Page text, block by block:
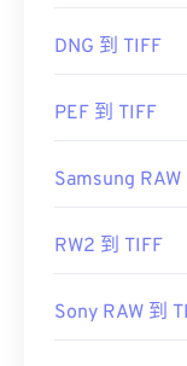
Adobe公司
實用連結：
https://
types/image/
https://
DNG 到 TIFF
PEF 到 TIFF
Samsung RAW
RW2 到 TIFF
Sony RAW 到